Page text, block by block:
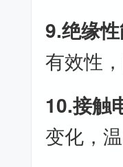
9.绝缘
有效性
10.接触
变化，